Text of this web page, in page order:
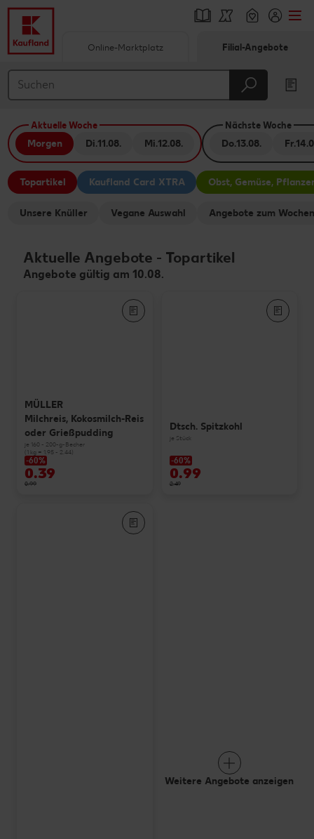
Hauptinhalt
Footer
Schwebender Seitenbereich
Online-Marktplatz Filial-Angebote
Aktuelle Woche
Morgen Di.11.08. Mi.12.08.
Nächste Woche
Do.13.08. Fr.
Topartikel Kaufland Card XTRA Obst, Gemüse,
Unsere Knüller Vegane Auswahl Angebote zum
Aktuelle Angebote - Topartikel
Angebote gültig am 10.08.
MÜLLER
Milchreis, Kokosmilch-Reis
oder Grießpudding
je 160 - 200-g-Becher
(1 kg = 1.95 - 2.44)
-60%
0.39
0.99
Dtsch. Spitzkohl
je Stück
-60%
0.99
2.49
Weitere Angebote anzeigen